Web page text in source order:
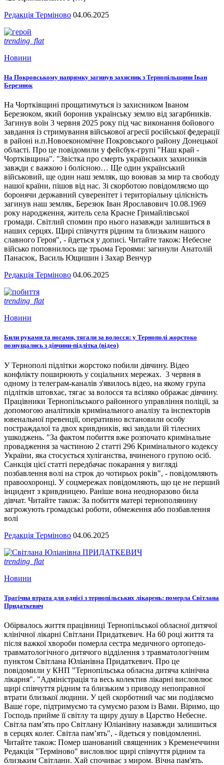
Редакція Терміново 04.06.2025
trending_flat
Новини
На Покровському напрямку загинув захисник з Тернопільщини Іван
Березнюк
На Чортківщині прощатимуться із захисником Іваном
Березюком, який боронив українську землю від загарбників.
Загинув воїн 3 червня 2025 року під час виконання бойового
завдання із стримування військової агресії російської федерації
в районі н.п.Новоекономічне Покровського району Донецької
області. Про це повідомили у фейсбук-групі "Наш край -
Чортківщина". "Звістка про смерть українських захисників
завжди є важкою і болісною… Ще один український
військовий, ще один наш земляк, що воював за мир та свободу
нашої країни, пішов від нас. Зі скорботою повідомляємо що
боронячи державний суверенітет і територіальну цілісність
загинув наш земляк, Березюк Іван Ярославович 10.08.1969
року народження, житель села Красне Гримайлівської
громади. Світлий спомин про нього назавжди залишиться в
наших серцях. Щирі співчуття рідним та близьким нашого
славного Героя", - йдеться у дописі. Читайте також: Небесне
військо поповнилось ще трьома Героями: загинули Анатолій
Панасюк, Василь Ющишин і Захар Венчур
Редакція Терміново 04.06.2025
trending_flat
Новини
Били руками та ногами, тягали за волосся: у Тернополі жорстоко
познущались з дівчини-підлітка (відео)
У Тернополі підлітки жорстоко побили дівчину. Відео
конфлікту поширюють у соціальних мережах. 3 червня в
одному із телеграм-каналів з'явилось відео, на якому група
підлітків штовхає, тягає за волосся та всіляко ображає дівчину.
Працівники Тернопільського районного управління поліції, за
допомогою аналітиків кримінального аналізу та інспекторів
ювенальної превенції, оперативно встановили особу
постраждалої та двох кривдників, які завдали їй тілесних
ушкоджень. "За фактом побиття вже розпочато кримінальне
провадження за частиною 2 статті 296 Кримінального кодексу
України, яка стосується хуліганства, вчиненого групою осіб.
Санкція цієї статті передбачає покарання у вигляді
позбавлення волі на строк до чотирьох років", - повідомляють
правоохоронці. У соцмережах повідомляють, що це не перший
інцидент з кривдницею. Раніше вона неодноразово била
дівчат. Читайте також: За побиття матері тернополянину
загрожують громадські роботи, обмеження або позбавлення
волі
Редакція Терміново 04.06.2025
trending_flat
Новини
Трагічна втрата для однієї з тернопільських лікарень: померла Світлана
Придаткевич
Обірвалось життя працівниці Тернопільської обласної дитячої
клінічної лікарні Світлани Придаткевич. На 60 році життя та
після важкої хвороби померла сестра медичного ортопедо-
травматологічного дитячого відділення з травматологічним
пунктом Світлана Юліанівна Придаткевич. Про це
повідомили у КНП "Тернопільська обласна дитяча клінічна
лікарня". "Адміністрація та весь колектив лікарні висловлює
щирі співчуття рідним та близьким з приводу непоправної
втрати близької людини. У цей скорботний час ми поділяємо
Ваше горе, підтримуємо та сумуємо разом із Вами. Віримо, що
Господь прийме її світлу та щиру душу в Царство Небесне.
Світла пам’ять про Світлану Юліанівну назавжди залишиться
в серцях колег. Світла пам’ять", - йдеться у повідомленні.
Читайте також: Помер шанований священник з Кременеччини
Редакція "Терміново" висловлює щирі співчуття рідним та
близьким Світлани. Хай спочиває з миром. Вічна пам'ять.